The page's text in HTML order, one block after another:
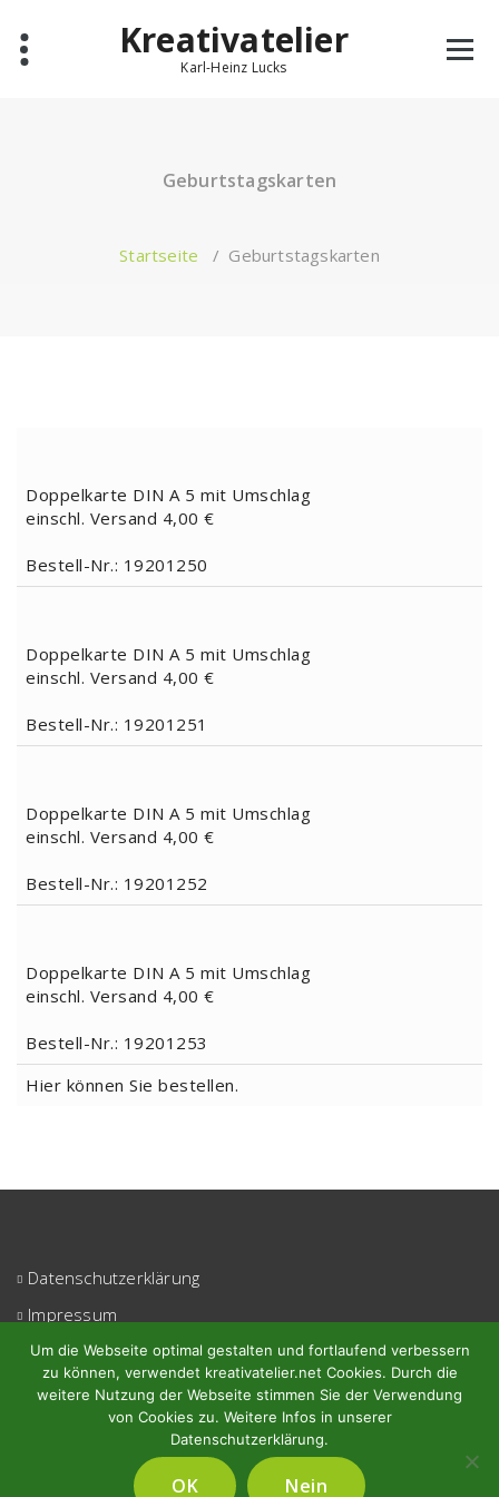
Inhalt
springen
Kreativatelier
Karl-Heinz Lucks
Geburtstagskarten
Startseite / Geburtstagskarten
Doppelkarte DIN A 5 mit Umschlag
einschl. Versand 4,00 €
Bestell-Nr.: 19201250
Doppelkarte DIN A 5 mit Umschlag
einschl. Versand 4,00 €
Bestell-Nr.: 19201251
Doppelkarte DIN A 5 mit Umschlag
einschl. Versand 4,00 €
Bestell-Nr.: 19201252
Doppelkarte DIN A 5 mit Umschlag
einschl. Versand 4,00 €
Bestell-Nr.: 19201253
Hier können Sie bestellen.
Datenschutzerklärung
Impressum
Kontakt
Login
Um die Webseite optimal gestalten und fortlaufend verbessern
zu können, verwendet kreativatelier.net Cookies. Durch die
weitere Nutzung der Webseite stimmen Sie der Verwendung
von Cookies zu. Weitere Infos in unserer
Datenschutzerklärung.
OK Nein